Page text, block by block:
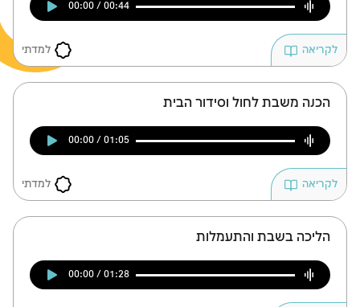
00:00 / 00:44
למדתי לקריאה
הכנה משבת לחול וסידור הבית
00:00 / 01:05
למדתי לקריאה
הליכה בשבת והתעמלות
00:00 / 01:28